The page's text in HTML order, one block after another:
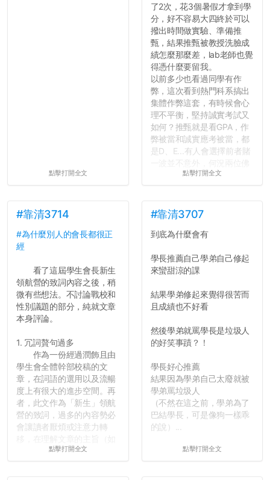
點擊打開全文
了2次，花3個暑假才拿到學
分，好不容易大四終於可以
撥出時間做實驗、準備推
甄，結果推甄被教授洗臉成
績怎麼那麼差，lab老師也覺
得憑什麼要留我。
以前多少也看過同學有作
弊，這次看到熱門科系搞出
集體作弊這套，有時候會心
理不平衡，堅持誠實考試又
如何？推甄就是看GPA，作
弊被當和誠實應考被當，都
是D、E...有人會選擇前者賭
心教授看起來要輕輕放下
長作弊的風氣。
反正老人我明天就要搬離新
關，就當最後一天發個牢騷
吧XD，祝學弟妹們修課順利
點擊打開全文
#靠清3714
#為什麼別人的會長都很正
經
看了這屆學生會長新生
領航營的致詞內容之後，稍
微有些想法。不討論戰校和
性別議題的部分，純就文章
本身評論。
1. 冗詞贅句過多
作為一份經過潤飾且由
學生會全體幹部校稿的文
章，在詞語的選用以及流暢
度上有很大的進步空間。再
者，此文作為「新生」領航
營的致詞，過多的內容勢必
會讓讀者厭煩或注意力轉
果有的話）前就失去興趣。
點擊打開全文
#靠清3707
到底為什麼會有
學長推薦自己學弟自己修起
來蠻甜涼的課
結果學弟修起來覺得很苦而
且成績也不好看
然後學弟就罵學長是垃圾人
的好笑事蹟？！
學長好心推薦
結果因為學弟自己太廢就被
學弟罵垃圾人
（不然在這之前，學弟為了
巴結學長，可是像狗一樣乖
的說）...
點擊打開全文